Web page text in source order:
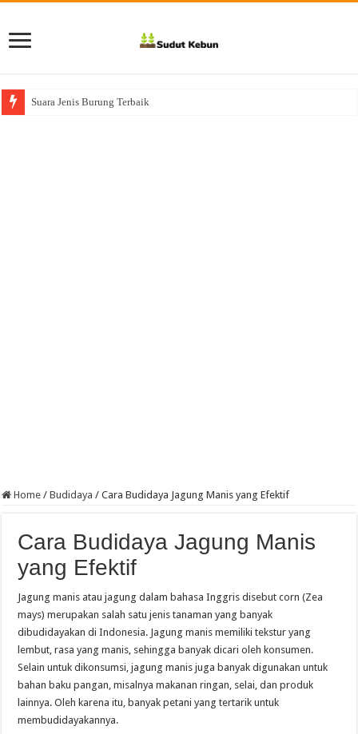
Suara Jenis Burung Terbaik
Home / Budidaya / Cara Budidaya Jagung Manis yang Efektif
Cara Budidaya Jagung Manis
yang Efektif
Jagung manis atau jagung dalam bahasa Inggris disebut corn (Zea
mays) merupakan salah satu jenis tanaman yang banyak
dibudidayakan di Indonesia. Jagung manis memiliki tekstur yang
lembut, rasa yang manis, sehingga banyak dicari oleh konsumen.
Selain untuk dikonsumsi, jagung manis juga banyak digunakan untuk
bahan baku pangan, misalnya makanan ringan, selai, dan produk
lainnya. Oleh karena itu, banyak petani yang tertarik untuk
membudidayakannya.